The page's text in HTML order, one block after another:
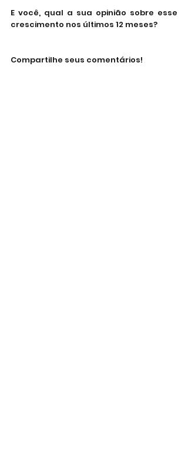
E você, qual a sua opinião sobre esse
crescimento nos últimos 12 meses?
Compartilhe seus comentários!